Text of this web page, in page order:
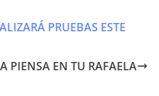
PRUEBAS ESTE
PIENSA EN TU RAFAELA